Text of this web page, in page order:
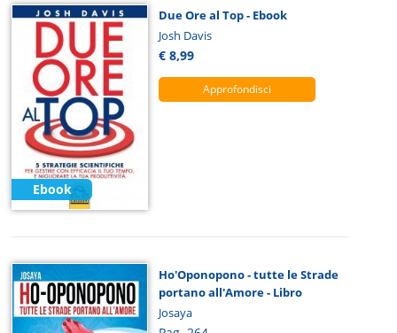
Ebook
Due Ore al Top - Ebook
Josh Davis
€ 8,99
Approfondisci
Ho'Oponopono - tutte le Strade
portano all'Amore - Libro
Josaya